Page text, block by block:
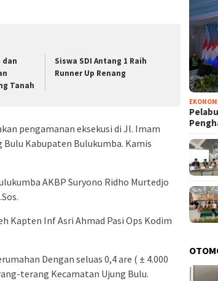
dan
Tanah
Siswa SDI Antang 1 Raih
Runner Up Renang
pengamanan eksekusi di Jl. Imam
Kabupaten Bulukumba. Kamis
AKBP Suryono Ridho Murtedjo
Kapten Inf Asri Ahmad Pasi Ops Kodim
Dengan seluas 0,4 are ( ± 4.000
terang Kecamatan Ujung Bulu.